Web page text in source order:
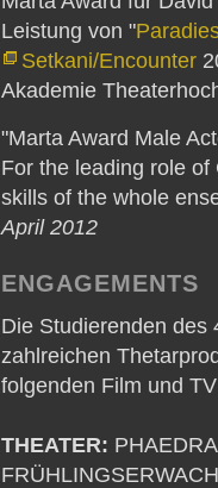
Leistung von "
Setkani/Encounter
Akademie
"Marta Award Male
For the leading role
skills of the whole
April 2012
ENGAGEMENTS
Die Studierenden des
zahlreichen
folgenden Film und
THEATER: